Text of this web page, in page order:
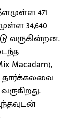
471
34,640
வருகின்றன.
தார்க்கலவை